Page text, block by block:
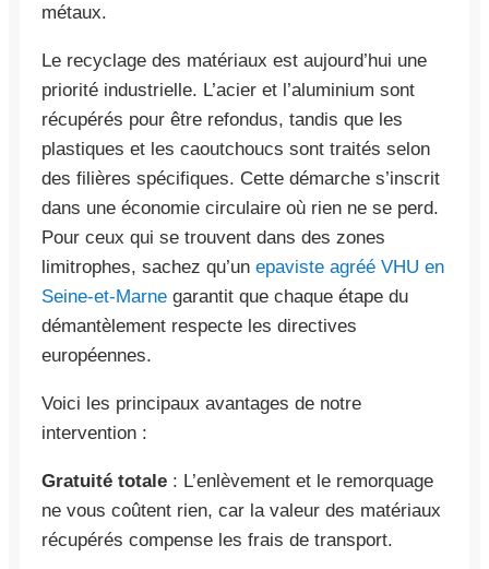
métaux.
Le recyclage des matériaux est aujourd’hui une
priorité industrielle. L’acier et l’aluminium sont
récupérés pour être refondus, tandis que les
plastiques et les caoutchoucs sont traités selon
des filières spécifiques. Cette démarche s’inscrit
dans une économie circulaire où rien ne se perd.
Pour ceux qui se trouvent dans des zones
limitrophes, sachez qu’un epaviste agréé VHU en
Seine-et-Marne garantit que chaque étape du
démantèlement respecte les directives
européennes.
Voici les principaux avantages de notre
intervention :
Gratuité totale : L’enlèvement et le remorquage
ne vous coûtent rien, car la valeur des matériaux
récupérés compense les frais de transport.